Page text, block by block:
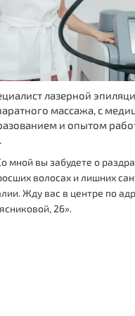
эпиляции и
с медицинским
работы более 4
о раздражении,
лишних сантиметрах в
по адресу